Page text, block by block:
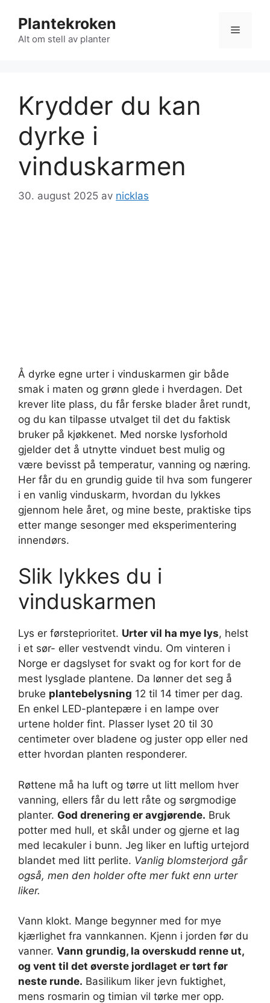
innhold
Plantekroken
Alt om stell av planter
Meny
Krydder du kan
dyrke i
vinduskarmen
30. august 2025 av nicklas
Å dyrke egne urter i vinduskarmen gir både
smak i maten og grønn glede i hverdagen. Det
krever lite plass, du får ferske blader året rundt,
og du kan tilpasse utvalget til det du faktisk
bruker på kjøkkenet. Med norske lysforhold
gjelder det å utnytte vinduet best mulig og
være bevisst på temperatur, vanning og næring.
Her får du en grundig guide til hva som fungerer
i en vanlig vinduskarm, hvordan du lykkes
gjennom hele året, og mine beste, praktiske tips
etter mange sesonger med eksperimentering
innendørs.
Slik lykkes du i
vinduskarmen
Lys er førsteprioritet. Urter vil ha mye lys, helst
i et sør- eller vestvendt vindu. Om vinteren i
Norge er dagslyset for svakt og for kort for de
mest lysglade plantene. Da lønner det seg å
bruke plantebelysning 12 til 14 timer per dag.
En enkel LED-plantepære i en lampe over
urtene holder fint. Plasser lyset 20 til 30
centimeter over bladene og juster opp eller ned
etter hvordan planten responderer.
Røttene må ha luft og tørre ut litt mellom hver
vanning, ellers får du lett råte og sørgmodige
planter. God drenering er avgjørende. Bruk
potter med hull, et skål under og gjerne et lag
med lecakuler i bunn. Jeg liker en luftig urtejord
blandet med litt perlite. Vanlig blomsterjord går
også, men den holder ofte mer fukt enn urter
liker.
Vann klokt. Mange begynner med for mye
kjærlighet fra vannkannen. Kjenn i jorden før du
vanner. Vann grundig, la overskudd renne ut,
og vent til det øverste jordlaget er tørt før
neste runde. Basilikum liker jevn fuktighet,
mens rosmarin og timian vil tørke mer opp.